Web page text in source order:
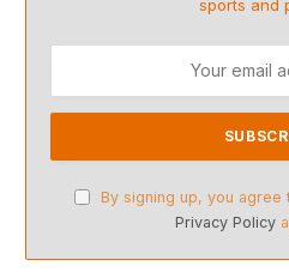
sports and
By signing up, you
Privacy Policy